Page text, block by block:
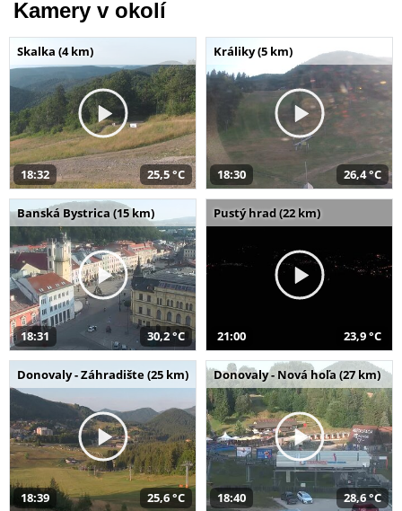
Kamery v okolí
Skalka (4 km)
18:32 25,5 °C
Králiky (5 km)
18:30 26,4 °C
Banská Bystrica (15 km)
18:31 30,2 °C
Pustý hrad (22 km)
21:00 23,9 °C
Donovaly - Záhradište (25 km)
18:39 25,6 °C
Donovaly - Nová hoľa (27 km)
18:40 28,6 °C